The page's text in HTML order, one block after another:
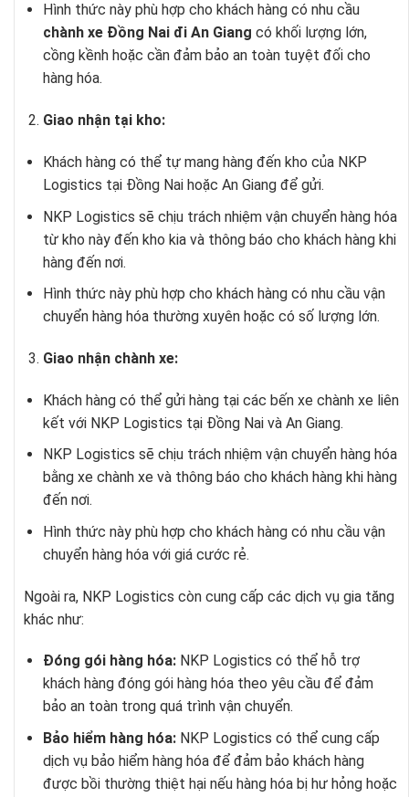
Hình thức này phù hợp cho khách hàng có nhu cầu
chành xe Đồng Nai đi An Giang có khối lượng lớn,
cồng kềnh hoặc cần đảm bảo an toàn tuyệt đối cho
hàng hóa.
Giao nhận tại kho:
Khách hàng có thể tự mang hàng đến kho của NKP
Logistics tại Đồng Nai hoặc An Giang để gửi.
NKP Logistics sẽ chịu trách nhiệm vận chuyển hàng hóa
từ kho này đến kho kia và thông báo cho khách hàng khi
hàng đến nơi.
Hình thức này phù hợp cho khách hàng có nhu cầu vận
chuyển hàng hóa thường xuyên hoặc có số lượng lớn.
Giao nhận chành xe:
Khách hàng có thể gửi hàng tại các bến xe chành xe liên
kết với NKP Logistics tại Đồng Nai và An Giang.
NKP Logistics sẽ chịu trách nhiệm vận chuyển hàng hóa
bằng xe chành xe và thông báo cho khách hàng khi hàng
đến nơi.
Hình thức này phù hợp cho khách hàng có nhu cầu vận
chuyển hàng hóa với giá cước rẻ.
Ngoài ra, NKP Logistics còn cung cấp các dịch vụ gia tăng
khác như:
Đóng gói hàng hóa:NKP Logistics có thể hỗ trợ
khách hàng đóng gói hàng hóa theo yêu cầu để đảm
bảo an toàn trong quá trình vận chuyển.
Bảo hiểm hàng hóa:NKP Logistics có thể cung cấp
dịch vụ bảo hiểm hàng hóa để đảm bảo khách hàng
được bồi thường thiệt hại nếu hàng hóa bị hư hỏng hoặc